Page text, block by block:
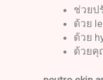
ช่วยป
ด้วย
ด้วย
ด้วยคุ